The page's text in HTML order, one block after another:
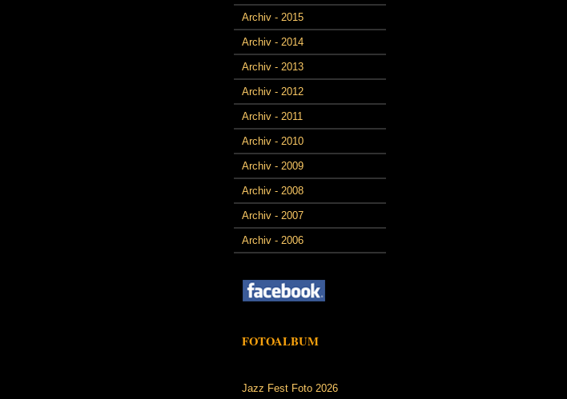
Archiv - 2015
Archiv - 2014
Archiv - 2013
Archiv - 2012
Archiv - 2011
Archiv - 2010
Archiv - 2009
Archiv - 2008
Archiv - 2007
Archiv - 2006
FOTOALBUM
Jazz Fest Foto 2026